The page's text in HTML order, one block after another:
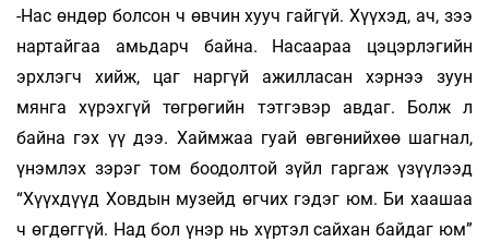
-Нас өндөр болсон ч өвчин хууч гайгүй. Хүүхэд, ач, зээ
нартайгаа амьдарч байна. На­саа­раа цэ­цэрлэгийн
эрхлэгч хийж, цаг наргүй ажилласан хэр­нээ зуун
мянга хүрэхгүй төгрөгийн тэтгэвэр авдаг. Болж л
байна гэх үү дээ. Хаймжаа гуай өвгөнийхөө шагнал,
үнэмлэх зэрэг том боодолтой зүйл гаргаж үзүүлээд
“Хүүхдүүд Ховдын музейд өгчих гэдэг юм. Би хаашаа
ч өгдөггүй. Над бол үнэр нь хүртэл сайхан байдаг юм”